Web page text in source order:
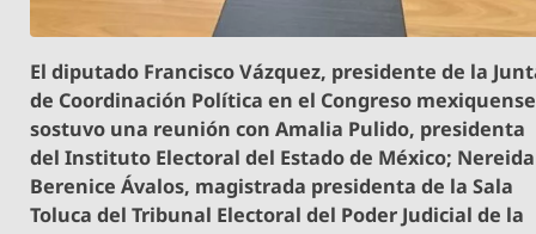
El diputado Francisco Vázquez, presidente de la
de Coordinación Política en el Congreso
sostuvo una reunión con Amalia Pulido, presidenta
del Instituto Electoral del Estado de México; Nereida
Berenice Ávalos, magistrada presidenta de la Sala
Toluca del Tribunal Electoral del Poder Judicial de la